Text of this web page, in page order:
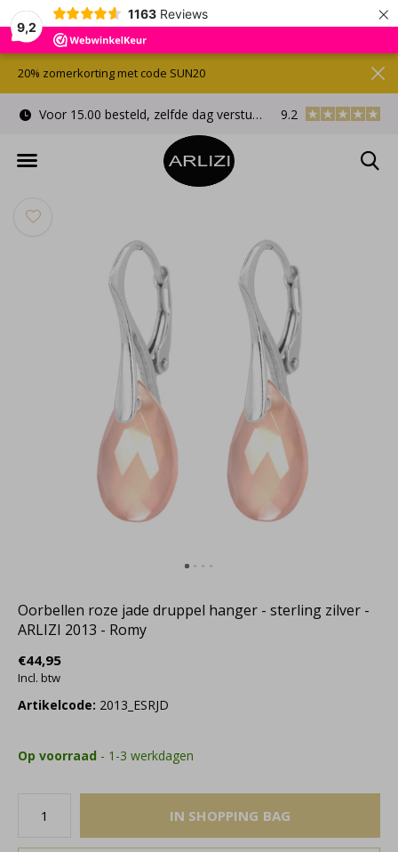
9,2
1163 Reviews ×
Voor 15.00 besteld, zelfde dag verstuurd Gratis
9.2
20% zomerkorting met code SUN20
Oorbellen roze jade druppel hanger - sterling zilver -
ARLIZI 2013 - Romy
€44,95
Incl. btw
Artikelcode: 2013_ESRJD
Op voorraad - 1-3 werkdagen
IN SHOPPING BAG